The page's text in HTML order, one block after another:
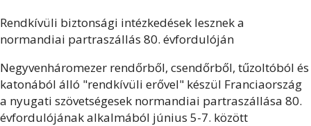
Rendkívüli biztonsági intézkedések lesznek a
normandiai partraszállás 80. évfordulóján
Negyvenháromezer rendőrből, csendőrből, tűzoltóból és
katonából álló "rendkívüli erővel" készül Franciaország
a nyugati szövetségesek normandiai partraszállása 80.
évfordulójának alkalmából június 5-7. között